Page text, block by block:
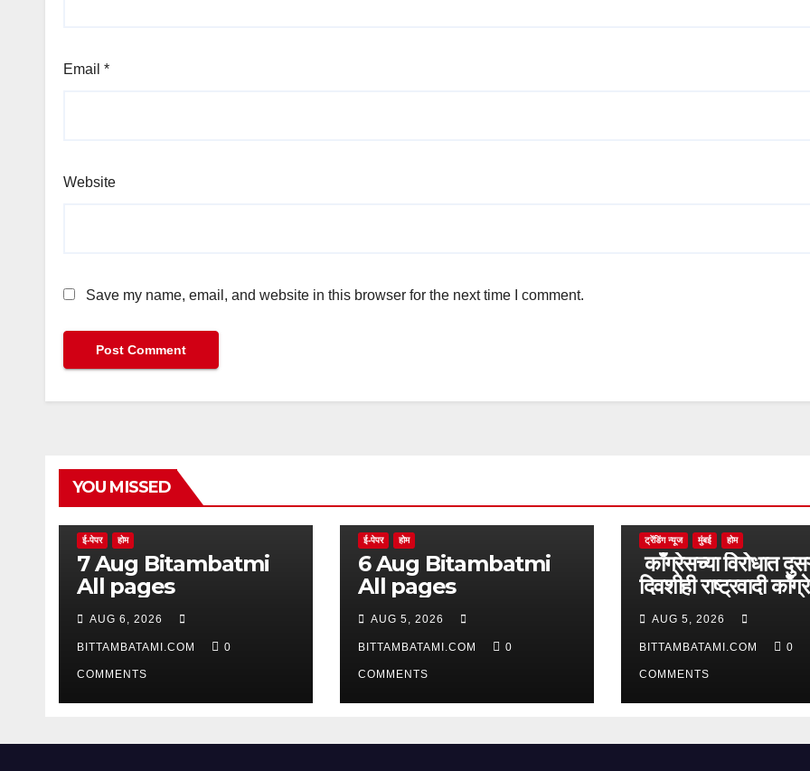
Email *
Website
Save my name, email, and website in this browser for the next time I comment.
YOU MISSED
ई-पेपर होम
7 Aug Bitambatmi
All pages
AUG 6, 2026
BITTAMBATAMI.COM 0
COMMENTS
ई-पेपर होम
6 Aug Bitambatmi
All pages
AUG 5, 2026
BITTAMBATAMI.COM 0
COMMENTS
ट्रेंडिंग न्यूज मुंबई होम
काँग्रेसच्या विरोधात
दिवशीही राष्ट्रवादी
आक्रमक
AUG 5, 2026
BITTAMBATAMI.COM 0
COMMENTS